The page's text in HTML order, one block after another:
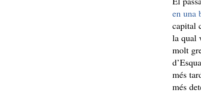
en una
capital
la qual
molt
més
més